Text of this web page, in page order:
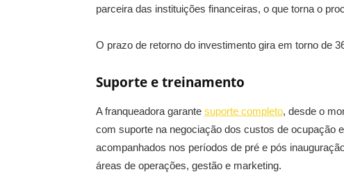
parceira das instituições financeiras, o que torna o
O prazo de retorno do investimento gira em torno de
Suporte e treinamento
A franqueadora garante suporte completo, desde o
com suporte na negociação dos custos de ocupação
acompanhados nos períodos de pré e pós
áreas de operações, gestão e marketing.